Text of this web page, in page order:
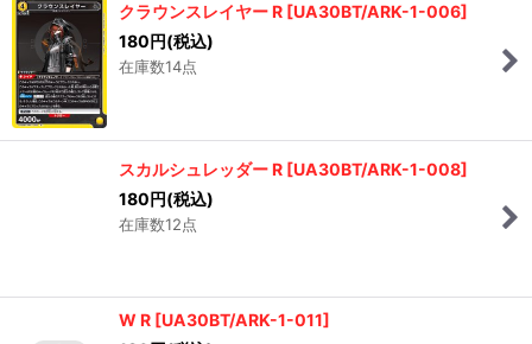
クラウンスレイヤー R [UA30BT/ARK-1-006]
180 円(税込)
在庫数14点
スカルシュレッダー R [UA30BT/ARK-1-008]
180円(税込)
在庫数12点
W R [UA30BT/ARK-1-011]